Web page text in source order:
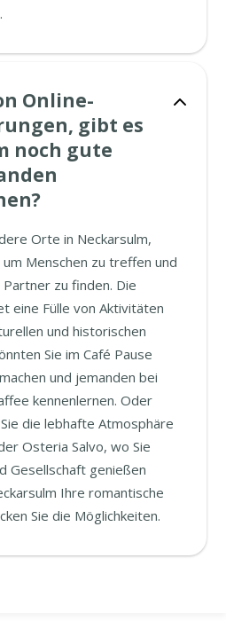
Online-
gibt es
noch gute
Orte in Neckarsulm,
Menschen zu treffen und
zu finden. Die
eine Fülle von Aktivitäten
und historischen
Sie im Café Pause
und jemanden bei
kennenlernen. Oder
die lebhafte Atmosphäre
Osteria Salvo, wo Sie
Gesellschaft genießen
Ihre romantische
Sie die Möglichkeiten.